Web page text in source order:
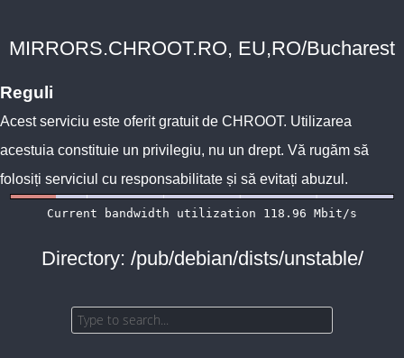
MIRRORS.CHROOT.RO, EU,RO/Bucharest
Reguli
Acest serviciu este oferit gratuit de CHROOT. Utilizarea
acestuia constituie un privilegiu, nu un drept. Vă rugăm să
folosiți serviciul cu responsabilitate și să evitați abuzul.
Directory: /pub/debian/dists/unstable/